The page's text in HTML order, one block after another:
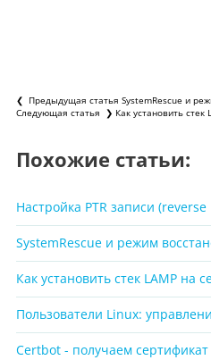
❮ Предыдущая статья SystemRescue и
Следующая статья ❯ Как установить стек
Похожие статьи:
Настройка PTR записи (reverse
SystemRescue и режим
Как установить стек LAMP на
Пользователи Linux:
Certbot - получаем